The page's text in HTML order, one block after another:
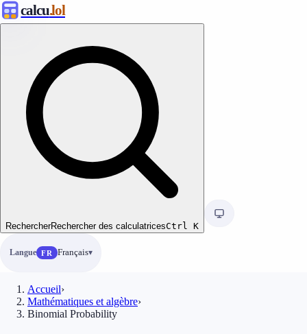
calcu.lol
RechercherRechercher des calculatricesCtrl K
Langue FR Français
Accueil›
Mathématiques et algèbre›
Binomial Probability